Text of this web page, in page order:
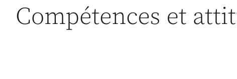
Compétences et